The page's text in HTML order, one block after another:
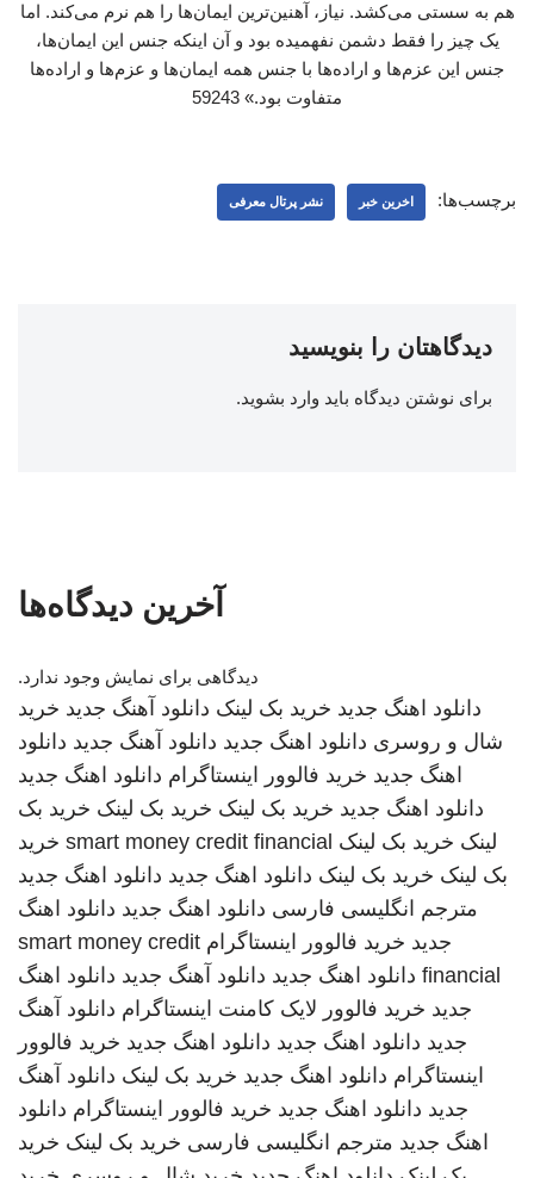
هم به سستی می‌کشد. نیاز، آهنین‌ترین ایمان‌ها را هم نرم می‌کند. اما
یک چیز را فقط دشمن نفهمیده بود و آن اینکه جنس این ایمان‌ها،
جنس این عزم‌ها و اراده‌ها با جنس همه ایمان‌ها و عزم‌ها و اراده‌ها
متفاوت بود.» 59243
برچسب‌ها: اخرین خبر نشر پرتال معرفی
دیدگاهتان را بنویسید
برای نوشتن دیدگاه باید وارد بشوید.
آخرین دیدگاه‌ها
دیدگاهی برای نمایش وجود ندارد.
دانلود اهنگ جدید خرید بک لینک دانلود آهنگ جدید خرید
شال و روسری دانلود اهنگ جدید دانلود آهنگ جدید دانلود
اهنگ جدید خرید فالوور اینستاگرام دانلود اهنگ جدید
دانلود اهنگ جدید خرید بک لینک خرید بک لینک خرید بک
لینک خرید بک لینک smart money credit financial خرید
بک لینک خرید بک لینک دانلود اهنگ جدید دانلود اهنگ جدید
مترجم انگلیسی فارسی دانلود اهنگ جدید دانلود اهنگ
جدید خرید فالوور اینستاگرام smart money credit
financial دانلود اهنگ جدید دانلود آهنگ جدید دانلود اهنگ
جدید خرید فالوور لایک کامنت اینستاگرام دانلود آهنگ
جدید دانلود اهنگ جدید دانلود اهنگ جدید خرید فالوور
اینستاگرام دانلود اهنگ جدید خرید بک لینک دانلود آهنگ
جدید دانلود اهنگ جدید خرید فالوور اینستاگرام دانلود
اهنگ جدید مترجم انگلیسی فارسی خرید بک لینک خرید